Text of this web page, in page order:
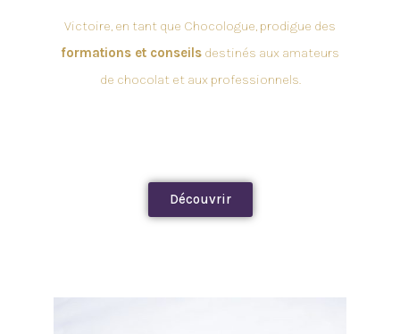
Victoire, en tant que Chocologue, prodigue des
formations et conseils destinés aux amateurs
de chocolat et aux professionnels.
Découvrir